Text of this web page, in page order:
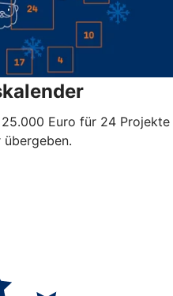
Euro für 24 Projekte
übergeben.